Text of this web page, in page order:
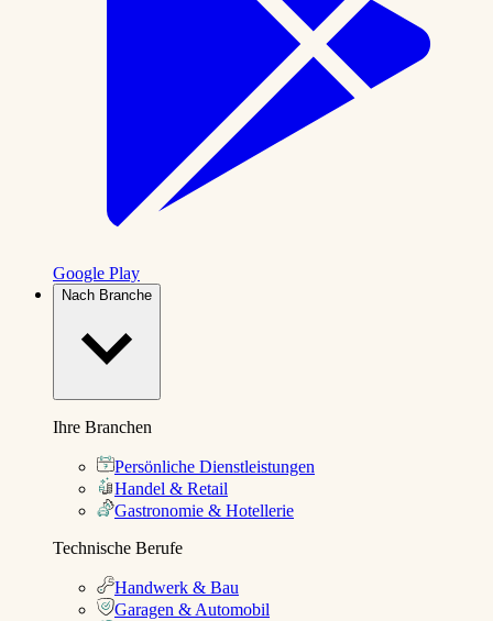
Google Play
Nach Branche
Ihre Branchen
Persönliche Dienstleistungen
Handel & Retail
Gastronomie & Hotellerie
Technische Berufe
Handwerk & Bau
Garagen & Automobil